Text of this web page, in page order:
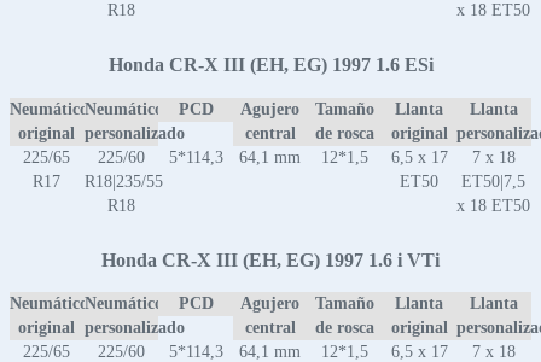
R18
x 18 ET50
Honda CR-X III (EH, EG) 1997 1.6 ESi
Neumático
original
Neumático
personalizado
PCD
Agujero
central
Tamaño
de rosca
Llanta
original
Llanta
225/65
R17
225/60
R18|235/55
R18
5*114,3 64,1 mm 12*1,5
6,5 x 17
ET50
7 x 18
ET50|7,5
x 18 ET50
Honda CR-X III (EH, EG) 1997 1.6 i VTi
Neumático
original
Neumático
personalizado
PCD
Agujero
central
Tamaño
de rosca
Llanta
original
Llanta
225/65
225/60
5*114,3 64,1 mm 12*1,5
6,5 x 17
7 x 18